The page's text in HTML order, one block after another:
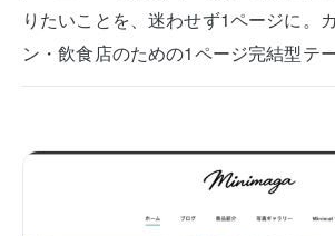
りたいことを、迷わせず1ページに。
ン・飲食店のための1ページ完結型テ